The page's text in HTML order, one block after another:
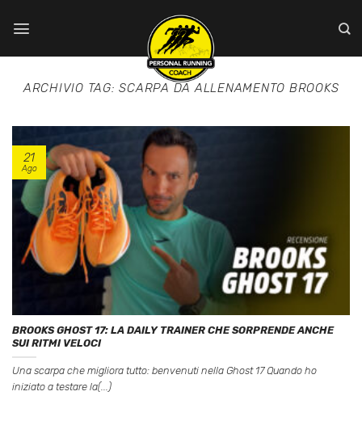
ARCHIVIO TAG:SCARPA DA ALLENAMENTO BROOKS
BROOKS GHOST 17: LA DAILY TRAINER CHE SORPRENDE ANCHE
SUI RITMI VELOCI
Una scarpa che migliora tutto: benvenuti nella Ghost 17 Quando ho
iniziato a testare la(...)
21
Ago